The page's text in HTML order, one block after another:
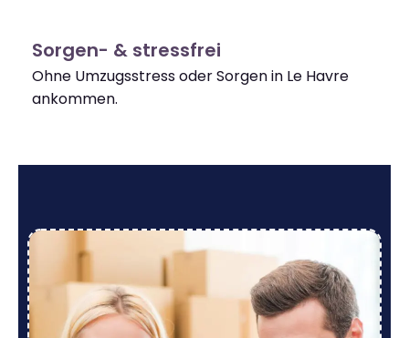
Sorgen- & stressfrei
Ohne Umzugsstress oder Sorgen in Le Havre
ankommen.